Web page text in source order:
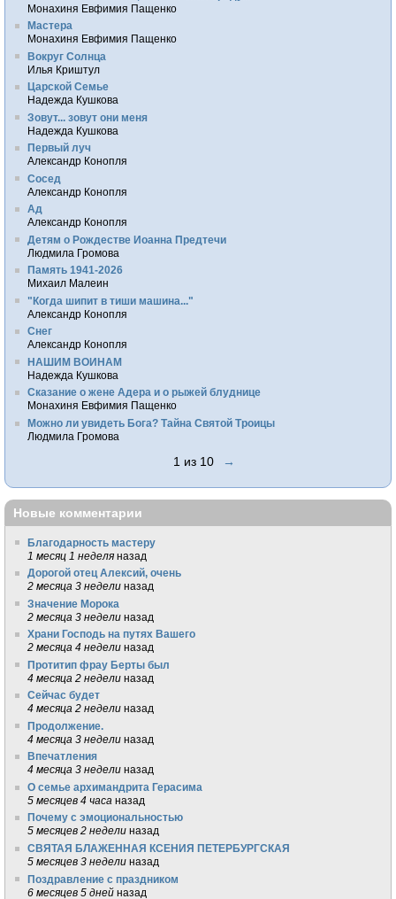
Монахиня Евфимия Пащенко
Мастера
Монахиня Евфимия Пащенко
Вокруг Солнца
Илья Криштул
Царской Семье
Надежда Кушкова
Зовут... зовут они меня
Надежда Кушкова
Первый луч
Александр Конопля
Сосед
Александр Конопля
Ад
Александр Конопля
Детям о Рождестве Иоанна Предтечи
Людмила Громова
Память 1941-2026
Михаил Малеин
"Когда шипит в тиши машина..."
Александр Конопля
Снег
Александр Конопля
НАШИМ ВОИНАМ
Надежда Кушкова
Сказание о жене Адера и о рыжей блуднице
Монахиня Евфимия Пащенко
Можно ли увидеть Бога? Тайна Святой Троицы
Людмила Громова
1 из 10 →
Новые комментарии
Благодарность мастеру
1 месяц 1 неделя назад
Дорогой отец Алексий, очень
2 месяца 3 недели назад
Значение Морока
2 месяца 3 недели назад
Храни Господь на путях Вашего
2 месяца 4 недели назад
Протитип фрау Берты был
4 месяца 2 недели назад
Сейчас будет
4 месяца 2 недели назад
Продолжение.
4 месяца 3 недели назад
Впечатления
4 месяца 3 недели назад
О семье архимандрита Герасима
5 месяцев 4 часа назад
Почему с эмоциональностью
5 месяцев 2 недели назад
СВЯТАЯ БЛАЖЕННАЯ КСЕНИЯ ПЕТЕРБУРГСКАЯ
5 месяцев 3 недели назад
Поздравление с праздником
6 месяцев 5 дней назад